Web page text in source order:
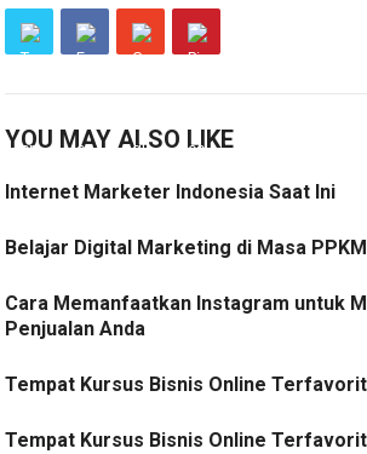
YOU MAY ALSO LIKE
Internet Marketer Indonesia Saat Ini
Belajar Digital Marketing di Masa
Cara Memanfaatkan Instagram untuk
Penjualan Anda
Tempat Kursus Bisnis Online
Tempat Kursus Bisnis Online